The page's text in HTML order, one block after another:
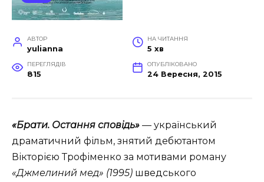
АВТОР
yulianna
НА ЧИТАННЯ
5 хв
ПЕРЕГЛЯДІВ
815
ОПУБЛІКОВАНО
24 Вересня, 2015
«Брати. Остання сповідь» — український
драматичний фільм, знятий дебютантом
Вікторією Трофіменко за мотивами роману
«Джмелиний мед» (1995) шведського